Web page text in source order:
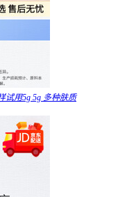
试用5g 5g 多种肤质